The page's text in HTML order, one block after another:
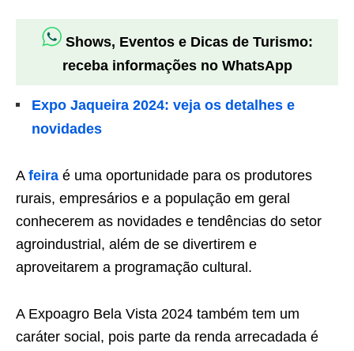
Shows, Eventos e Dicas de Turismo:
receba informações no WhatsApp
Expo Jaqueira 2024: veja os detalhes e
novidades
A feira é uma oportunidade para os produtores
rurais, empresários e a população em geral
conhecerem as novidades e tendências do setor
agroindustrial, além de se divertirem e
aproveitarem a programação cultural.
A Expoagro Bela Vista 2024 também tem um
caráter social, pois parte da renda arrecadada é